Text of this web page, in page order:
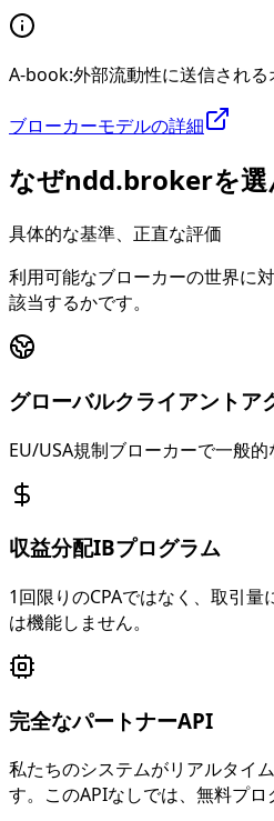
A-book:外部流動性に送信され
ブローカーモデルの詳細
なぜndd.brokerを選
具体的な基準、正直な評価
利用可能なブローカーの世界に
該当するかです。
グローバルクライアントア
EU/USA規制ブローカーで一般
収益分配IBプログラム
1回限りのCPAではなく、取引
は機能しません。
完全なパートナーAPI
私たちのシステムがリアルタイ
す。このAPIなしでは、無料プロ